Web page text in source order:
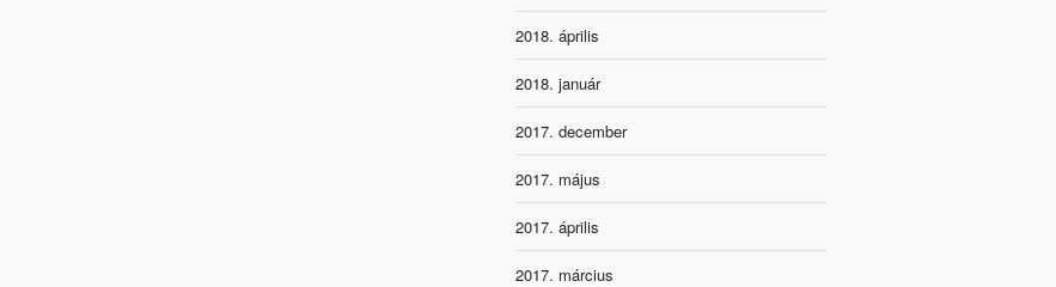
2018. április
2018. január
2017. december
2017. május
2017. április
2017. március